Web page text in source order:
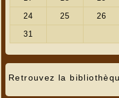
Retrouvez la